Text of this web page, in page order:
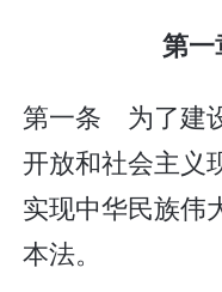
第
第一条 为了建
开放和社会主义
实现中华民族伟
本法。